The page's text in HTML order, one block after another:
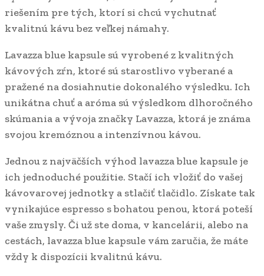
riešením pre tých, ktorí si chcú vychutnať
kvalitnú kávu bez veľkej námahy.
Lavazza blue kapsule sú vyrobené z kvalitných
kávových zŕn, ktoré sú starostlivo vyberané a
pražené na dosiahnutie dokonalého výsledku. Ich
unikátna chuť a aróma sú výsledkom dlhoročného
skúmania a vývoja značky Lavazza, ktorá je známa
svojou kremóznou a intenzívnou kávou.
Jednou z najväčších výhod lavazza blue kapsule je
ich jednoduché použitie. Stačí ich vložiť do vašej
kávovarovej jednotky a stlačiť tlačidlo. Získate tak
vynikajúce espresso s bohatou penou, ktorá poteší
vaše zmysly. Či už ste doma, v kancelárii, alebo na
cestách, lavazza blue kapsule vám zaručia, že máte
vždy k dispozícii kvalitnú kávu.